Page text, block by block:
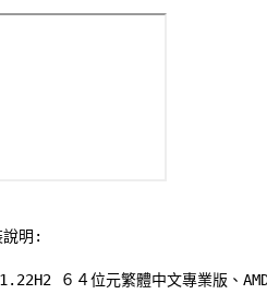
說明:
６４位元繁體中文專業版、